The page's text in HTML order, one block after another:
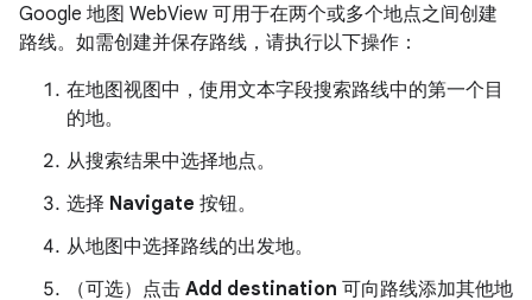
Google 地图 WebView 可用于在两个或多个地点之间创建
路线。如需创建并保存路线，请执行以下操作：
在地图视图中，使用文本字段搜索路线中的第一个目
的地。
从搜索结果中选择地点。
选择 Navigate 按钮。
从地图中选择路线的出发地。
（可选）点击 Add destination 可向路线添加其他地